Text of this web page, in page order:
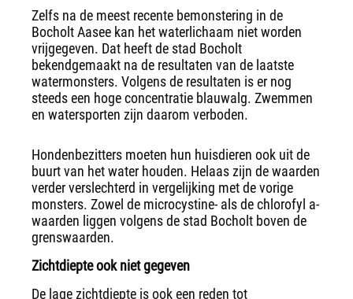
Zelfs na de meest recente bemonstering in de
Bocholt Aasee kan het waterlichaam niet worden
vrijgegeven. Dat heeft de stad Bocholt
bekendgemaakt na de resultaten van de laatste
watermonsters. Volgens de resultaten is er nog
steeds een hoge concentratie blauwalg. Zwemmen
en watersporten zijn daarom verboden.
Hondenbezitters moeten hun huisdieren ook uit de
buurt van het water houden. Helaas zijn de waarden
verder verslechterd in vergelijking met de vorige
monsters. Zowel de microcystine- als de chlorofyl a-
waarden liggen volgens de stad Bocholt boven de
grenswaarden.
Zichtdiepte ook niet gegeven
De lage zichtdiepte is ook een reden tot